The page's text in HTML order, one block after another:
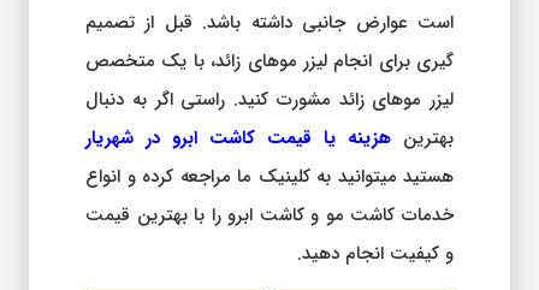
است عوارض جانبی داشته باشد. قبل از تصمیم
گیری برای انجام لیزر موهای زائد، با یک متخصص
لیزر موهای زائد مشورت کنید. راستی اگر به دنبال
بهترین هزینه یا قیمت کاشت ابرو در شهریار
هستید میتوانید به کلینیک ما مراجعه کرده و انواع
خدمات کاشت مو و کاشت ابرو را با بهترین قیمت
و کیفیت انجام دهید.